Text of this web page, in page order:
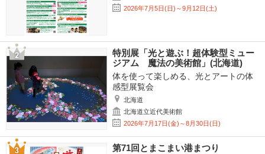
2026年7月5日(日)～9月12日(土)
特別展「光と遊ぶ！超体験型ミュー
ジアム 魔法の美術館」(北海道)
体を使って楽しめる、光とアートの体
感型展覧会
北海道
北海道立近代美術館
2026年7月17日(金)～8月30日(日)
第71回とまこまい港まつり